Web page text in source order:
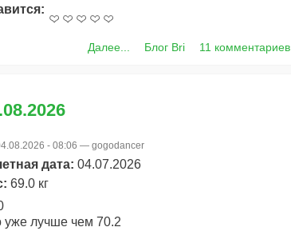
Далее... Блог Bri 11 комментариев
- 08:06 — gogodancer
дата: 04.07.2026
69.0 кг
уже лучше чем 70.2